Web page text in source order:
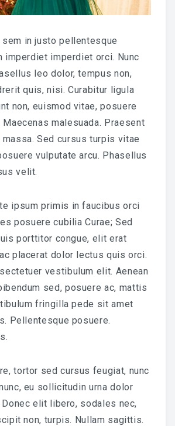
CONTACT
in justo pellentesque
imperdiet imperdiet orci. Nunc
leo dolor, tempus non,
quis, nisi. Curabitur ligula
non, euismod vitae, posuere
malesuada. Praesent
Sed cursus turpis vitae
vulputate arcu. Phasellus
velit.
ipsum primis in faucibus orci
posuere cubilia Curae; Sed
porttitor congue, elit erat
placerat dolor lectus quis orci.
vestibulum elit. Aenean
sed, posuere ac, mattis
fringilla pede sit amet
Pellentesque posuere.
tortor sed cursus feugiat, nunc
eu sollicitudin urna dolor
elit libero, sodales nec,
non, turpis. Nullam sagittis.